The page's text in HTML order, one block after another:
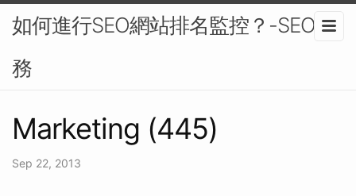
如何進行SEO網站排名監控？-SEO服
務
Marketing (445)
Sep 22, 2013